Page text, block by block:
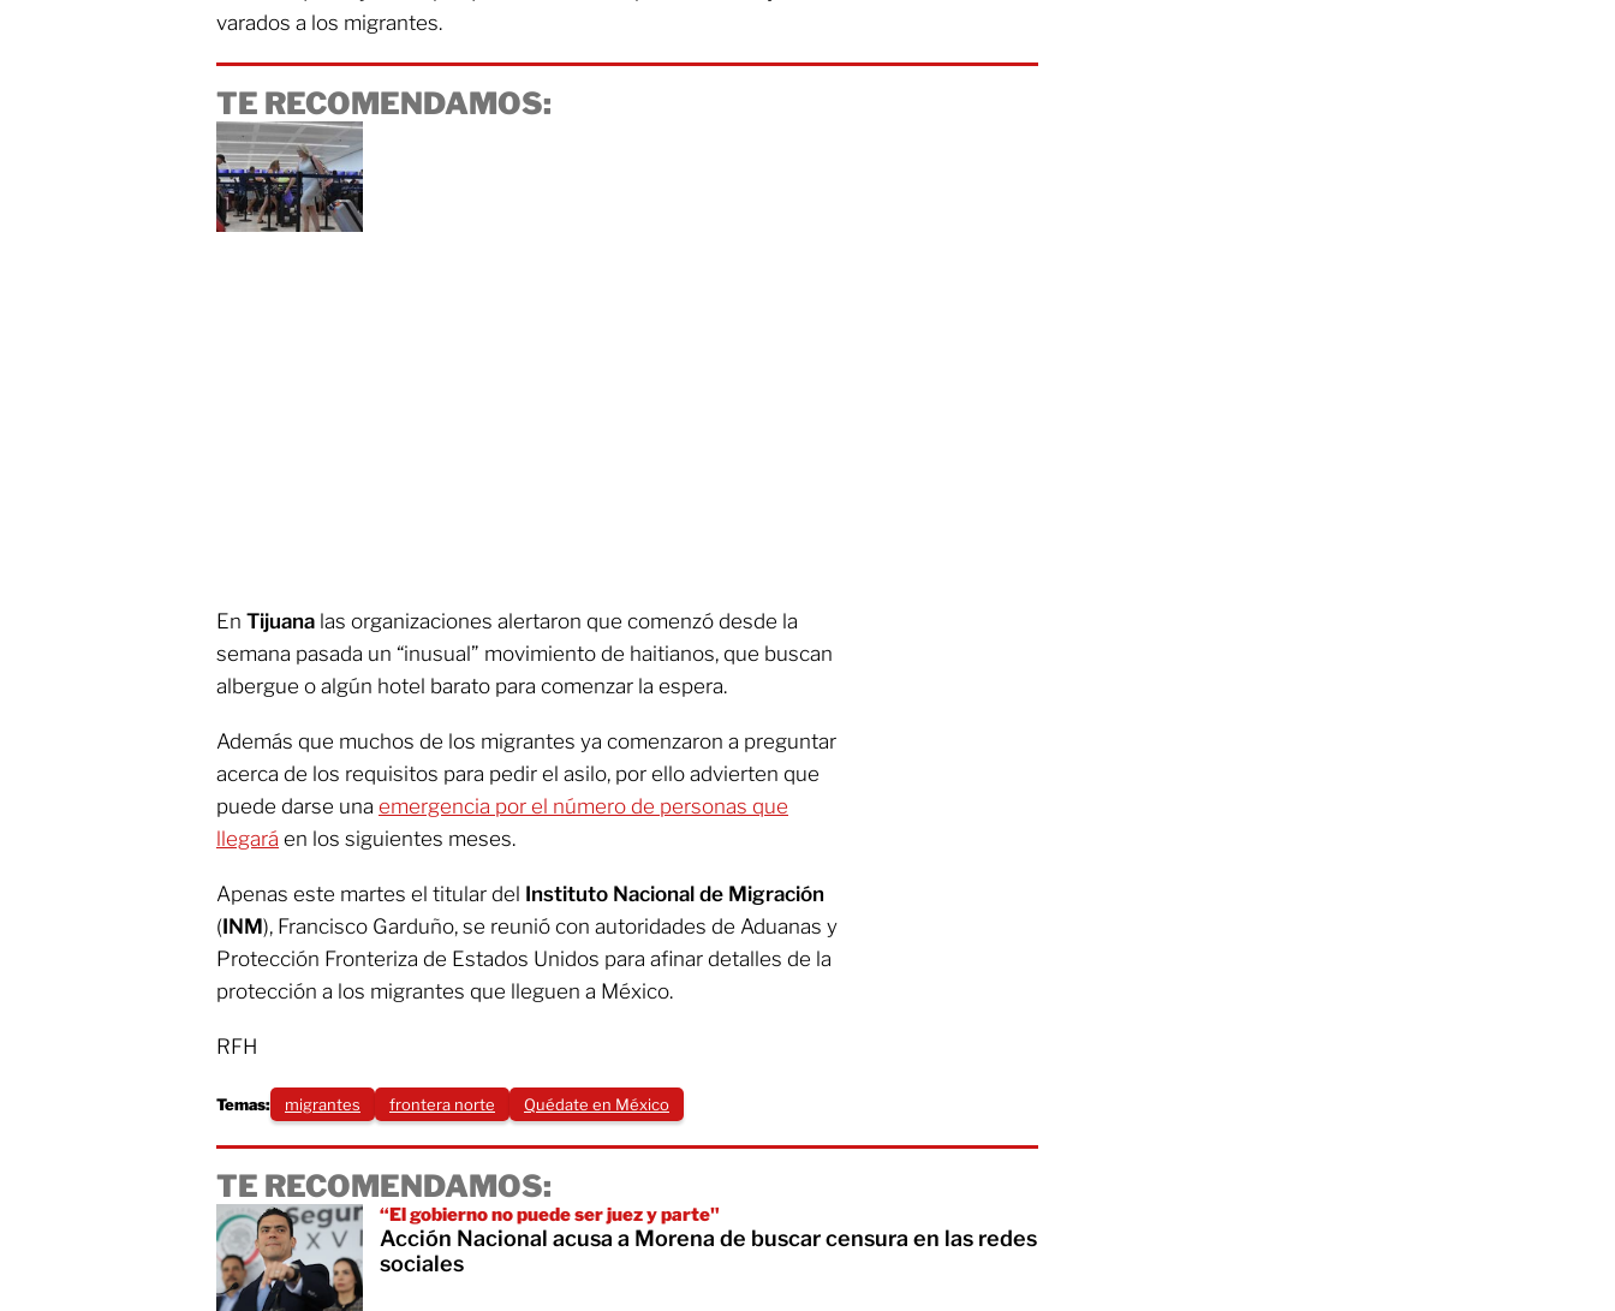
varados a los migrantes.
TE RECOMENDAMOS:
En Tijuana las organizaciones alertaron que comenzó desde la
semana pasada un “inusual” movimiento de haitianos, que buscan
albergue o algún hotel barato para comenzar la espera.
Además que muchos de los migrantes ya comenzaron a preguntar
acerca de los requisitos para pedir el asilo, por ello advierten que
puede darse una emergencia por el número de personas que
llegará en los siguientes meses.
Apenas este martes el titular del Instituto Nacional de Migración
(INM), Francisco Garduño, se reunió con autoridades de Aduanas y
Protección Fronteriza de Estados Unidos para afinar detalles de la
protección a los migrantes que lleguen a México.
RFH
Temas: migrantes frontera norte Quédate en México
TE RECOMENDAMOS:
“El gobierno no puede ser juez y parte"
Acción Nacional acusa a Morena de buscar censura en las redes
sociales